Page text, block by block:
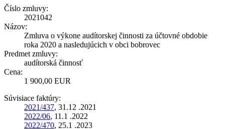
Číslo zmluvy:
2021042
Názov:
Zmluva o výkone audítorskej činnosti za účtovné obdobie
roka 2020 a nasledujúcich v obci bobrovec
Predmet zmluvy:
audítorská činnosť
Cena:
1 900,00 EUR
Súvisiace faktúry:
2021/437, 31.12 .2021
2022/06, 11.1 .2022
2022/470, 25.1 .2023